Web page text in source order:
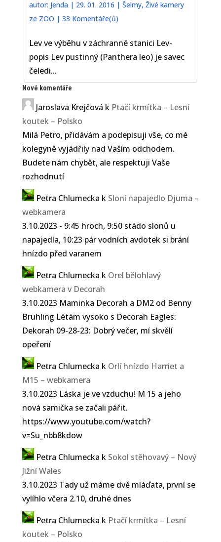
autor: Jenda | 29. 01. 2016 |Šelmy,Živé kamery
ze ZOO |33 Komentáře(ů)
Lev ve výběhu v záchranné stanici Lev-
popis Lev pustinný (Panthera leo) je savec
čeledi...
Nové komentáře
Jaroslava Krejčová k Ptačí krmítka – Lesní
koutek – Polsko
Milá Petro, přidávám a podepisuji vše, co mé
kolegyně vyjádřily nad Vaším odchodem.
Budete nám chybět, ale respektuji Vaše
rozhodnutí
Petra Chlumecka k Sloní napajedlo Djuma –
webkamera
3.10.2023 - 9:45 hroch, 9:50 stádo slonů u
napajedla, 10:23 pár vodních avdotek si brání
hnízdo před varanem
Petra Chlumecka k Orel bělohlavý
webkamera v Decorah
3.10.2023 Maminka Decorah a DM2 od Benny
Bruhling Létám vysoko s Decorah Eagles:
Dekorah 09-28-23: Dobrý večer, mí skvělí
opeření
Petra Chlumecka k Orlí hnízdo Harriet a
M15 – webkamera
3.10.2023 Láska je ve vzduchu! M 15 a jeho
nová samička se začali pářit.
https://www.youtube.com/watch?
v=Su_nbb8kdow
Petra Chlumecka k Sokol stěhovavý – Nový
Jižní Wales
3.10.2023 Tady už máme dvě mláďata, první se
vylíhlo včera 2.10, druhé dnes
Petra Chlumecka k Ptačí krmítka – Lesní
koutek – Polsko